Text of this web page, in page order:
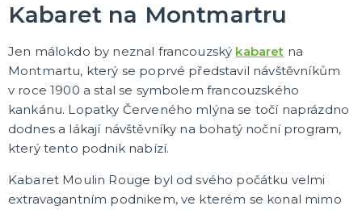
Punčochy a punčocháče
Péřová boa
Šperky
Havajské věnce
Pompony pro roztleskávačky
Pláště
Rohy
Křídla
Hole, hůlky a košťata
Doplňky do ruky
Zbraně, brnění a helmy
Sety s doplňky
Další doplňky
Barevné kontaktní čočky
Žertíčky
Nafukovací doplňky
Boty
Klobouky a pokrývky hlavy
Paruky
Masky a škrabošky
Barvy a líčidla
Zranění, rány a jizvy
Čelenky a korunky
Spreje na tělo a vlasy
Zuby, nosy a uši
Vousy a knírky
Brýle
Umělé řasy
Kravaty, motýlky, kšandy
DALŠÍ KATEGORIE
ORIGINÁLNÍ DÁRKY
Placky
Stolní hry a další
Hrnečky a keramika
PÁRTY A OSLAVY
Kabaret na Montmartru
Jen málokdo by neznal francouzský kabaret na
Montmartu, který se poprvé představil návštěvníkům
v roce 1900 a stal se symbolem francouzského
kankánu. Lopatky Červeného mlýna se točí naprázdno
dodnes a lákají návštěvníky na bohatý noční program,
který tento podnik nabízí.
Kabaret Moulin Rouge byl od svého počátku velmi
extravagantním podnikem, ve kterém se konal mimo